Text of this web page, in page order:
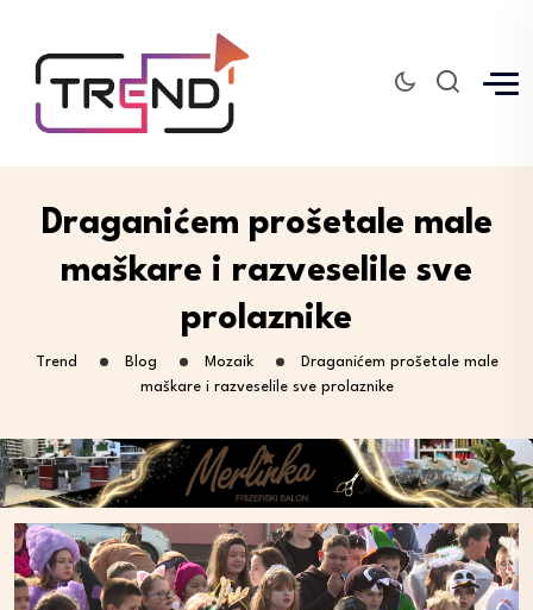
Draganićem prošetale male
maškare i razveselile sve
prolaznike
Trend Blog Mozaik
Draganićem prošetale male
maškare i razveselile sve prolaznike